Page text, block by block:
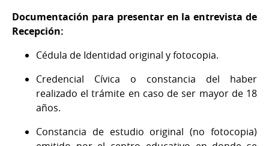
Documentación para presentar en la entrevista de
Recepción:
Cédula de Identidad original y fotocopia.
Credencial Cívica o constancia del haber
realizado el trámite en caso de ser mayor de 18
años.
Constancia de estudio original (no fotocopia)